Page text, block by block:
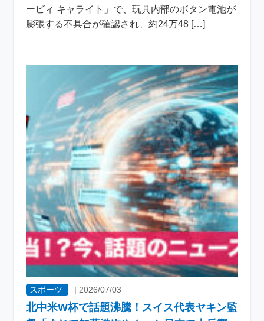
ービィ キャライト」で、玩具内部のボタン電池が
膨張する不具合が確認され、約24万48 […]
スポーツ | 2026/07/03
北中米W杯で話題沸騰！スイス代表ヤキン監